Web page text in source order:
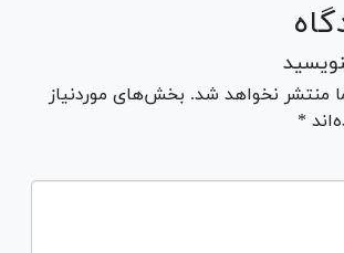
منتشر نخواهد شد. بخش‌های موردنیاز
*